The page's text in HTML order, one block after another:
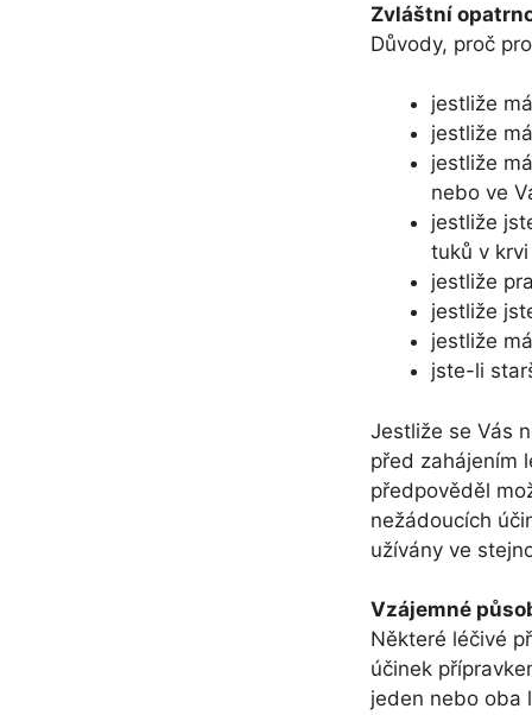
Zvláštní
Důvody, proč
jestliže
jestliže
jestliže
nebo ve
jestliže
tuků v
jestliže
jestliže
jestliže
jste-li
Jestliže se Vás
před zahájením
předpověděl
nežádoucích
užívány ve
Vzájemné
Některé léčivé
účinek
jeden nebo oba